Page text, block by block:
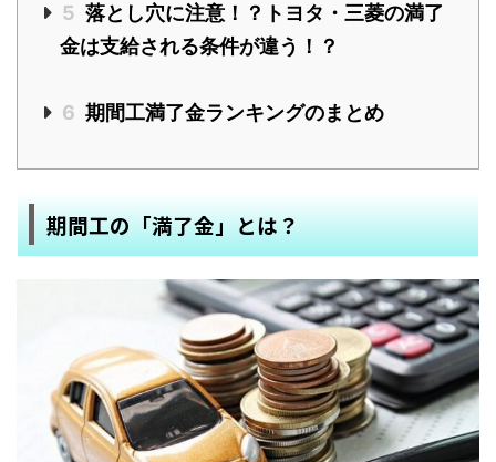
5 落とし穴に注意！？トヨタ・三菱の満了
金は支給される条件が違う！？
6 期間工満了金ランキングのまとめ
期間工の「満了金」とは？